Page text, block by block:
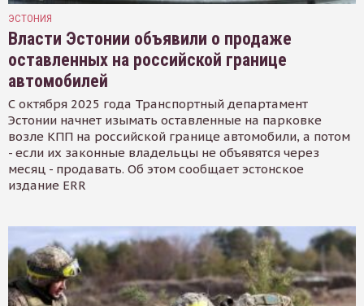
ЭСТОНИЯ
Власти Эстонии объявили о продаже
оставленных на российской границе
автомобилей
С октября 2025 года Транспортный департамент
Эстонии начнет изымать оставленные на парковке
возле КПП на российской границе автомобили, а потом
- если их законные владельцы не объявятся через
месяц - продавать. Об этом сообщает эстонское
издание ERR